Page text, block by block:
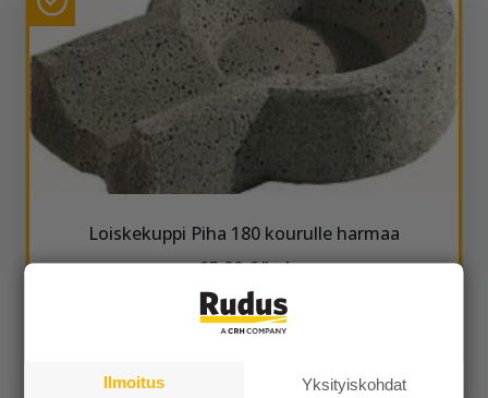
Loiskekuppi Piha 180 kourulle harmaa
25,80 €/kpl
Ilmoitus Yksityiskohdat